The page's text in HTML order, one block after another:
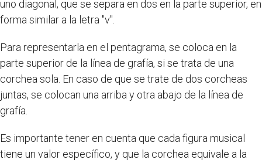
uno diagonal, que se separa en dos en la parte superior, en
forma similar a la letra "v".
Para representarla en el pentagrama, se coloca en la
parte superior de la línea de grafía, si se trata de una
corchea sola. En caso de que se trate de dos corcheas
juntas, se colocan una arriba y otra abajo de la línea de
grafía.
Es importante tener en cuenta que cada figura musical
tiene un valor específico, y que la corchea equivale a la